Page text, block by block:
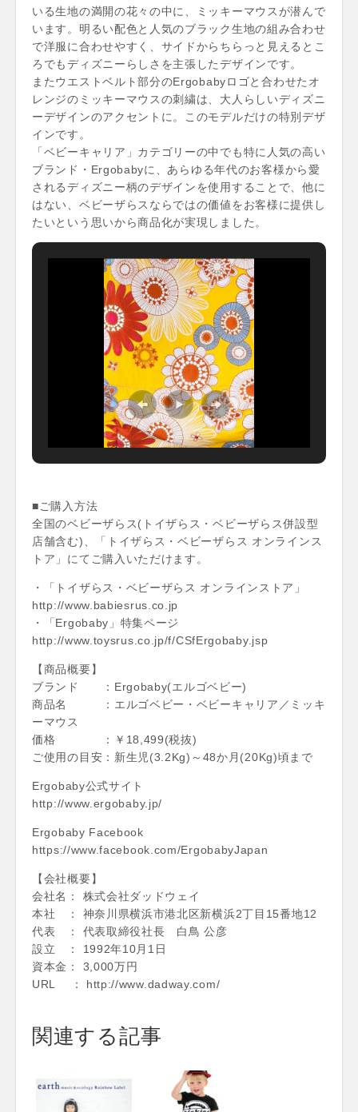
いる生地の満開の花々の中に、ミッキーマウスが潜んで
います。明るい配色と人気のブラック生地の組み合わせ
で洋服に合わせやすく、サイドからちらっと見えるとこ
ろでもディズニーらしさを主張したデザインです。
またウエストベルト部分のErgobabyロゴと合わせたオ
レンジのミッキーマウスの刺繍は、大人らしいディズニ
ーデザインのアクセントに。このモデルだけの特別デザ
インです。
「ベビーキャリア」カテゴリーの中でも特に人気の高い
ブランド・Ergobabyに、あらゆる年代のお客様から愛
されるディズニー柄のデザインを使用することで、他に
はない、ベビーザらスならではの価値をお客様に提供し
たいという思いから商品化が実現しました。
■ご購入方法
全国のベビーザらス(トイザらス・ベビーザらス併設型
店舗含む)、「トイザらス・ベビーザらス オンラインス
トア」にてご購入いただけます。
・「トイザらス・ベビーザらス オンラインストア」
http://www.babiesrus.co.jp
・「Ergobaby」特集ページ
http://www.toysrus.co.jp/f/CSfErgobaby.jsp
【商品概要】
ブランド ：Ergobaby(エルゴベビー)
商品名 ：エルゴベビー・ベビーキャリア／ミッキ
ーマウス
価格 ：￥18,499(税抜)
ご使用の目安：新生児(3.2Kg)～48か月(20Kg)頃まで
Ergobaby公式サイト
http://www.ergobaby.jp/
Ergobaby Facebook
https://www.facebook.com/ErgobabyJapan
【会社概要】
会社名： 株式会社ダッドウェイ
本社 ： 神奈川県横浜市港北区新横浜2丁目15番地12
代表 ： 代表取締役社長 白鳥 公彦
設立 ： 1992年10月1日
資本金： 3,000万円
URL ： http://www.dadway.com/
関連する記事